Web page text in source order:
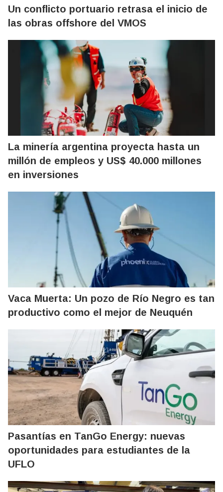
Un conflicto portuario retrasa el inicio de
las obras offshore del VMOS
La minería argentina proyecta hasta un
millón de empleos y US$ 40.000 millones
en inversiones
Vaca Muerta: Un pozo de Río Negro es tan
productivo como el mejor de Neuquén
Pasantías en TanGo Energy: nuevas
oportunidades para estudiantes de la
UFLO